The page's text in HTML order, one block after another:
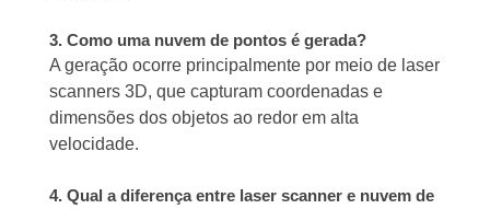
3. Como uma nuvem de pontos é gerada?
A geração ocorre principalmente por meio de laser
scanners 3D, que capturam coordenadas e
dimensões dos objetos ao redor em alta
velocidade.
4. Qual a diferença entre laser scanner e nuvem de